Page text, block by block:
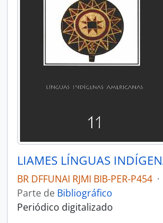
BR DFFUNAI RJMI BIB-PER-P454 ·
Parte de Bibliográfico
Periódico digitalizado